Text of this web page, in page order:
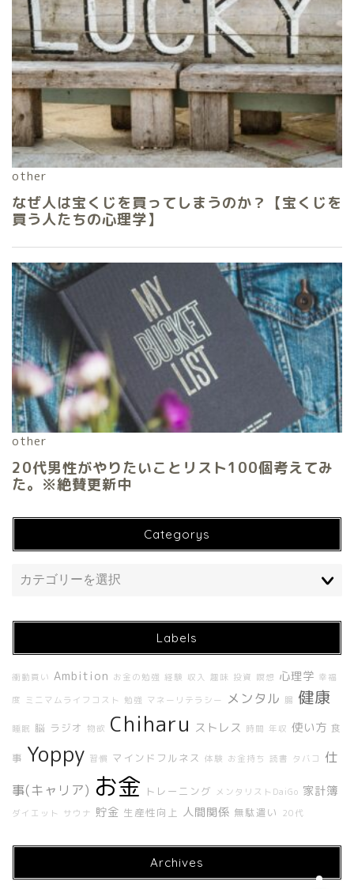
Categorys
Labels
衝動買い Ambition お金の勉強 経験 収入 趣味 投資 瞑想 心理学 幸福
度 ミニマムライフコスト 勉強 マネーリテラシー メンタル 腸 健康
睡眠 脳 ラジオ 物欲 Chiharu ストレス 時間 年収 使い方 食
事 Yoppy 習慣 マインドフルネス 体験 お金持ち 読書 タバコ
仕
事(キャリア) お金 トレーニング メンタリストDaiGo 家計簿
ダイエット サウナ 貯金 生産性向上 人間関係 無駄遣い 20代
Archives
ホーム
About Me
About UNBUILT RADIO
Contact